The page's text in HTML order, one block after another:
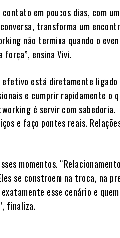
em poucos dias, com
transforma um
não termina quando o
força”, ensina Vivi.
está diretamente ligado
e cumprir rapidamente o
é servir com sabedoria.
e faço pontes reais.
momentos.
se constroem na troca, na
esse cenário e quem
finaliza.